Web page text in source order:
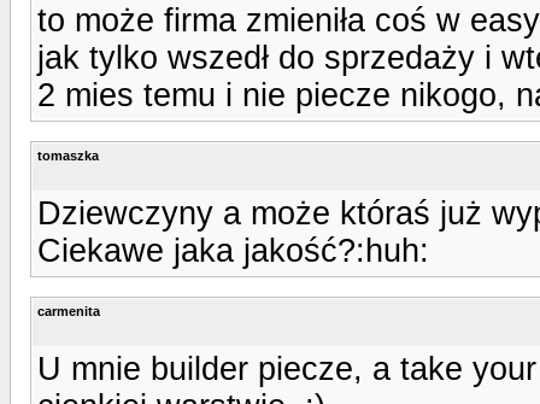
to może firma zmieniła coś w
jak tylko wszedł do sprzedaży i
2 mies temu i nie piecze nikogo,
tomaszka
Dziewczyny a może któraś już
Ciekawe jaka jakość?:huh:
carmenita
U mnie builder piecze, a take